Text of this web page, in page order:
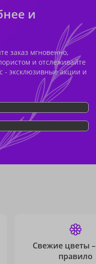
и
заказ мгновенно,
и отслеживайте
- эксклюзивные акции и
Свежие цветы
правило